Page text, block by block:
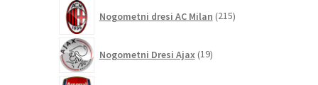
Nogometni dresi AC Milan 215izdelkov
Nogometni Dresi Ajax 19izdelkov